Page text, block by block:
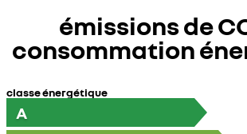
émissions de
consommation
classe énergétique
A